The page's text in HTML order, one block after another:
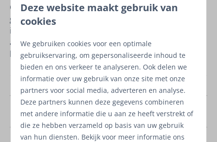
Op het park is permanente bewoning vanuit de
gemeenteniet toegestaan
inschrijven bij de gemeente en de woning gebruiken
als vast hoofdverblijf. U mag wanneer u een woning
koopt voor eigen gebruik wel365 dagen recreëren
Status Nieuw
Investeringsrendement
label
rendement 5% netto!
Park
Marina Resort
Deze website maakt gebruik van
cookies
We gebruiken cookies voor een optimale
gebruikservaring, om gepersonaliseerde inhoud te
bieden en ons verkeer te analyseren. Ook delen we
informatie over uw gebruik van onze site met onze
partners voor social media, adverteren en analyse.
Deze partners kunnen deze gegevens combineren
met andere informatie die u aan ze heeft verstrekt of
die ze hebben verzameld op basis van uw gebruik
van hun diensten. Bekijk voor meer informatie ons